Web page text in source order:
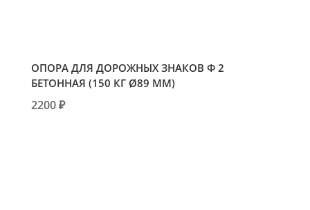
ОПОРА ДЛЯ ДОРОЖНЫХ ЗНАКОВ Ф 2
БЕТОННАЯ (150 КГ Ø89 ММ)
2200 ₽